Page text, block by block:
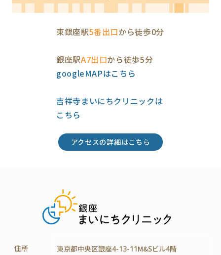
東銀座駅5番出口から徒歩0分
銀座駅A7出口から徒歩5分
googleMAPはこちら
吉祥寺まいにちクリニックは
こちら
アクセスの詳細はこちら
住所 東京都中央区銀座4-13-11M&Sビル4階